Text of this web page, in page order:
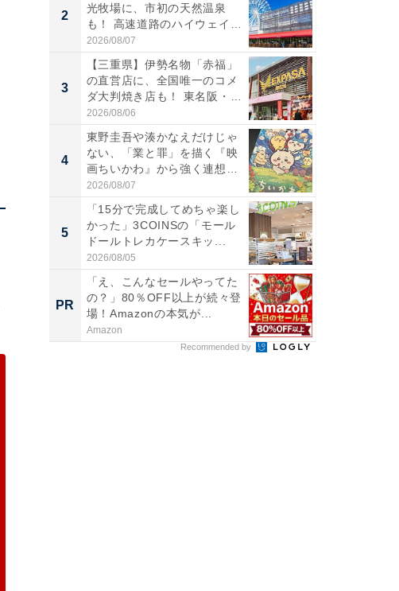
2
光牧場に、市初の天然温泉
も！ 高速道路のハイウェイオ
ア...
2026/08/07
3
【三重県】伊勢名物「赤福」
の直営店に、全国唯一のコメ
ダ大判焼き店も！ 東名阪・
伊...
2026/08/06
4
東野圭吾や湊かなえだけじゃ
ない、「業と罪」を描く『映
画ちいかわ』から強く連想し
た...
2026/08/07
5
「15分で完成してめちゃ楽し
かった」3COINSの「モール
ドールトレカケースキッ...
2026/08/05
PR
「え、こんなセールやってた
の？」80％OFF以上が続々登
場！Amazonの本気が...
Amazon
Recommended by